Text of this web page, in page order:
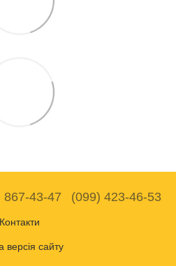
867-43-47 (099) 423-46-53
Контакти
версія сайту